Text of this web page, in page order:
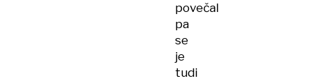
povečal
pa
se
je
tudi